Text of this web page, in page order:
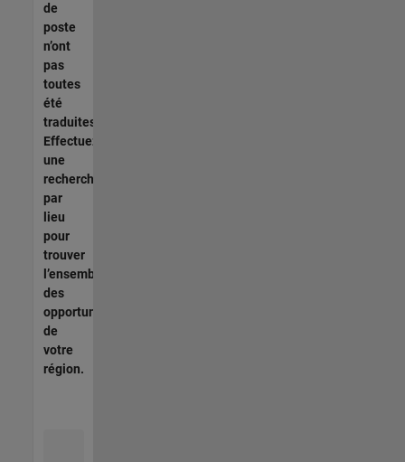
de
poste
n’ont
pas
toutes
été
traduites.
Effectuez
une
recherche
par
lieu
pour
trouver
l’ensemble
des
opportunités
de
votre
région.